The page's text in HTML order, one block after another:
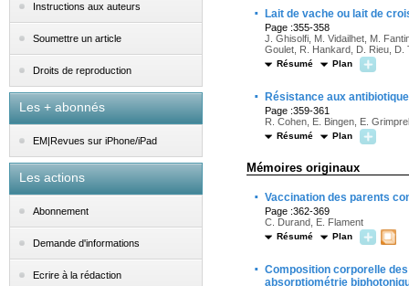
Instructions aux auteurs
Soumettre un article
Droits de reproduction
Les + abonnés
EM|Revues sur iPhone/iPad
Les actions
Abonnement
Demande d'informations
Ecrire à la rédaction
· Lait de vache ou lait de
Page :355-358
J. Ghisolfi, M. Vidailhet, M.
Goulet, R. Hankard, D. Rieu, D.
Résumé Plan
· Résistance aux
Page :359-361
R. Cohen, E. Bingen, E.
Résumé Plan
Mémoires originaux
· Vaccination des parents
Page :362-369
C. Durand, E. Flament
Résumé Plan
· Composition corporelle
absorptiométrie